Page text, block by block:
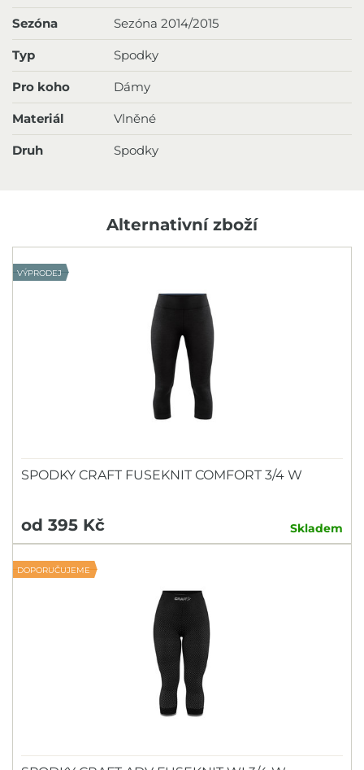
Sezóna Sezóna 2014/2015
Typ Spodky
Pro koho Dámy
Materiál Vlněné
Druh Spodky
Alternativní zboží
VÝPRODEJ
SPODKY CRAFT FUSEKNIT COMFORT 3/4 W
od 395 Kč Skladem
DOPORUČUJEME